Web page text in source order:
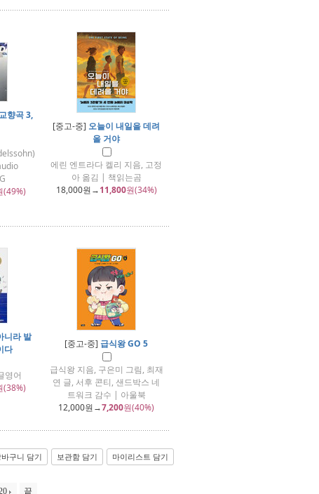
향곡 3,
(49%)
[중고-중] 오늘이 내일을 데려
올 거야
에린 엔트라다 켈리 지음, 고정
아 옮김 | 책읽는곰
18,000원→11,800원(34%)
니라 발
다
영어
(38%)
[중고-중] 급식왕 GO 5
급식왕 지음, 구은미 그림, 최재
연 글, 서후 콘티, 샌드박스 네
트워크 감수 | 아울북
12,000원→7,200원(40%)
바구니 담기 보관함 담기 마이리스트 담기
끝